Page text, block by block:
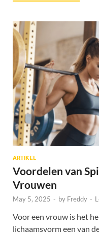
ARTIKEL
Voordelen van
Vrouwen
May 5, 2025 - by Freddy -
Voor een vrouw is het
lichaamsvorm een van